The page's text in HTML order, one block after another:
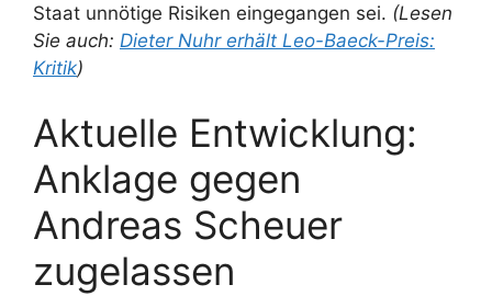
Staat unnötige Risiken eingegangen sei. (Lesen
Sie auch: Dieter Nuhr erhält Leo-Baeck-Preis:
Kritik)
Aktuelle Entwicklung:
Anklage gegen
Andreas Scheuer
zugelassen